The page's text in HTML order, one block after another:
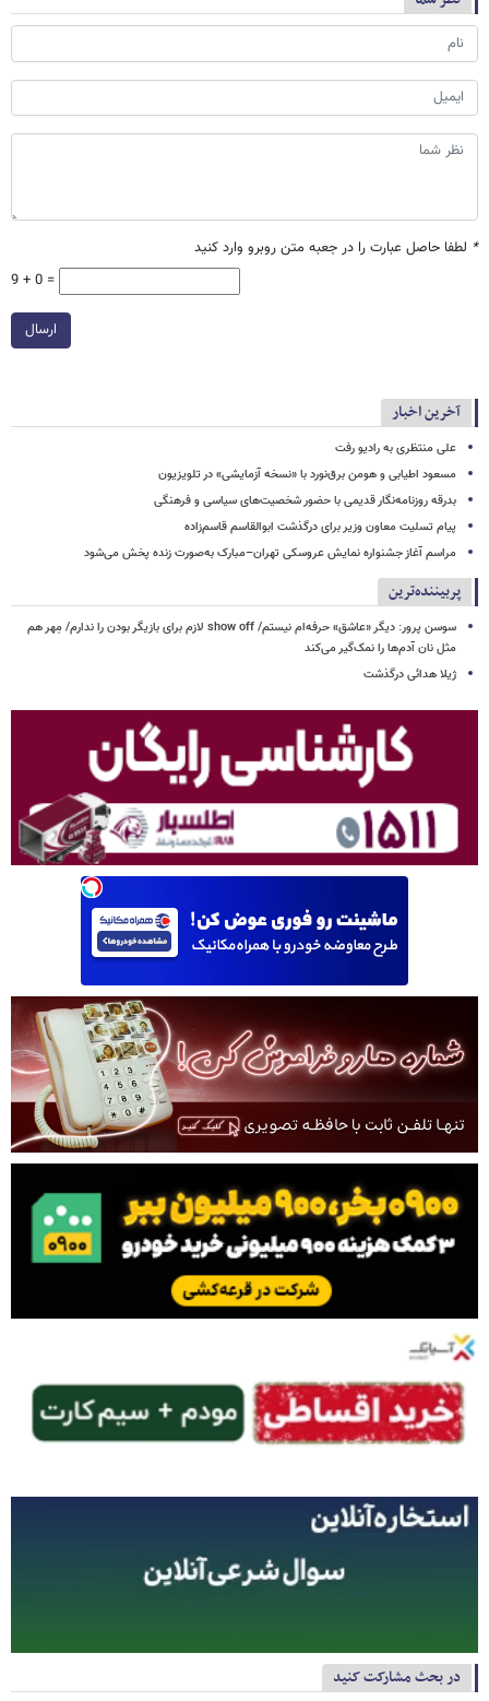
* لطفا حاصل عبارت را در جعبه متن روبرو وارد کنید
9 + 0 =
ارسال
آخرین اخبار
علی منتظری به رادیو رفت
مسعود اطیابی و هومن برق‌نورد با «نسخه آزمایشی» در تلویزیون
بدرقه روزنامه‌نگار قدیمی با حضور شخصیت‌های سیاسی و فرهنگی
پیام تسلیت معاون وزیر برای درگذشت ابوالقاسم قاسم‌زاده
مراسم آغاز جشنواره نمایش عروسکی تهران–مبارک به‌صورت زنده پخش می‌شود
پربیننده‌ترین
سوسن پرور: دیگر «عاشق» حرفه‌ام نیستم/ show off لازم برای بازیگر بودن را ندارم/ مِهر هم
مثل نان آدم‌ها را نمک‌گیر می‌کند
ژیلا هدائی درگذشت
در بحث مشارکت کنید